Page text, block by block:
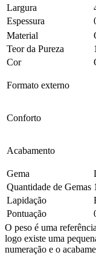
Largura
Espessura
Material
Teor da Pureza
Cor
Formato externo
Conforto
Acabamento
Gema
Quantidade de Gemas 1
Lapidação
Pontuação
O peso é uma
logo existe uma
numeração e o